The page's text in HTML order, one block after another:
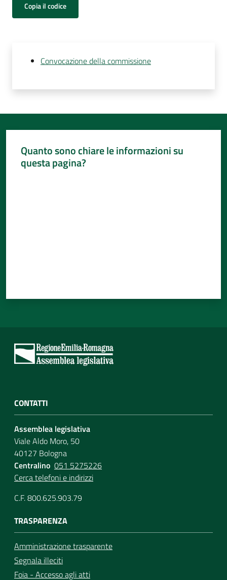
Copia il codice
Convocazione della commissione
Quanto sono chiare le informazioni su
questa pagina?
CONTATTI
Assemblea legislativa
Viale Aldo Moro, 50
40127 Bologna
Centralino 051 5275226
Cerca telefoni e indirizzi
C.F. 800.625.903.79
TRASPARENZA
Amministrazione trasparente
Segnala illeciti
Foia - Accesso agli atti